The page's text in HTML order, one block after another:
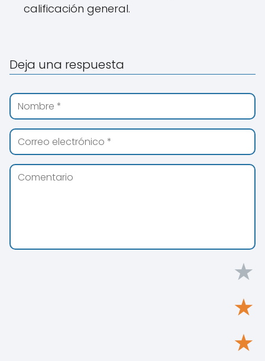
calificación general.
Deja una respuesta
★
★
★